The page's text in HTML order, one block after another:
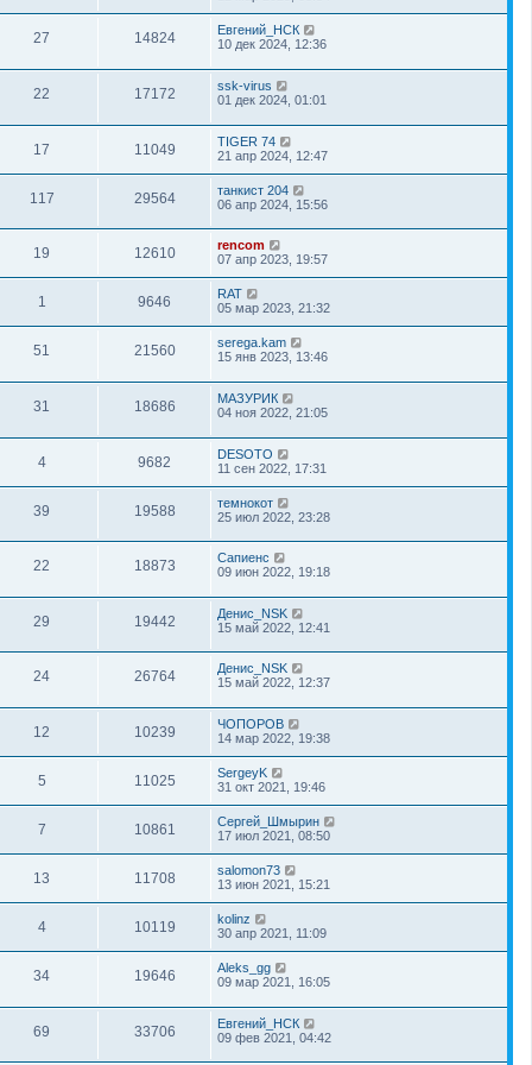
27 14824
Евгений_НСК
10 дек 2024, 12:36
22 17172
ssk-virus
01 дек 2024, 01:01
17 11049
TIGER 74
21 апр 2024, 12:47
117 29564
танкист 204
06 апр 2024, 15:56
19 12610
rencom
07 апр 2023, 19:57
1 9646
RAT
05 мар 2023, 21:32
51 21560
serega.kam
15 янв 2023, 13:46
31 18686
МАЗУРИК
04 ноя 2022, 21:05
4 9682
DESOTO
11 сен 2022, 17:31
39 19588
темнокот
25 июл 2022, 23:28
22 18873
Сапиенс
09 июн 2022, 19:18
29 19442
Денис_NSK
15 май 2022, 12:41
24 26764
Денис_NSK
15 май 2022, 12:37
12 10239
ЧОПОРОВ
14 мар 2022, 19:38
5 11025
SergeyK
31 окт 2021, 19:46
7 10861
Сергей_Шмырин
17 июл 2021, 08:50
13 11708
salomon73
13 июн 2021, 15:21
4 10119
kolinz
30 апр 2021, 11:09
34 19646
Aleks_gg
09 мар 2021, 16:05
69 33706
Евгений_НСК
09 фев 2021, 04:42